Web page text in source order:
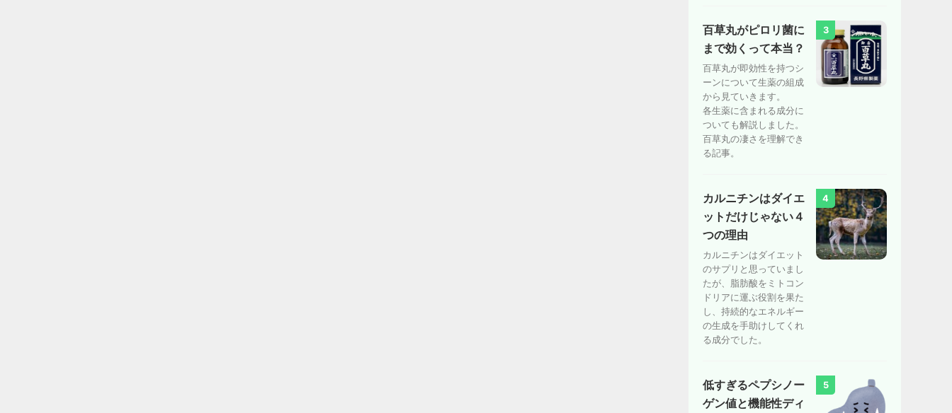
3
百草丸がピロリ菌に
まで効くって本当？
百草丸が即効性を持つシ
ーンについて生薬の組成
から見ていきます。
各生薬に含まれる成分に
ついても解説しました。
百草丸の凄さを理解でき
る記事。
4
カルニチンはダイエ
ットだけじゃない４
つの理由
カルニチンはダイエット
のサプリと思っていまし
たが、脂肪酸をミトコン
ドリアに運ぶ役割を果た
し、持続的なエネルギー
の生成を手助けしてくれ
る成分でした。
5
低すぎるペプシノー
ゲン値と機能性ディ